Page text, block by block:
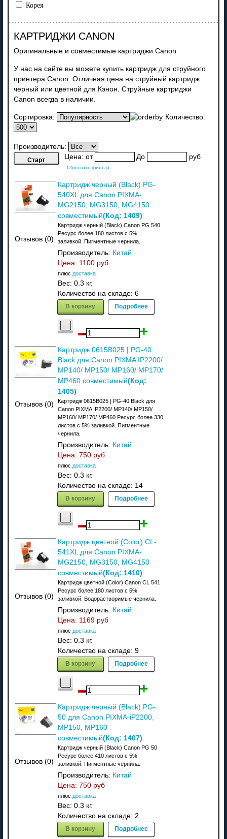
Корея
КАРТРИДЖИ CANON
Оригинальные и совместимые картриджи Canon
У нас на сайте вы можете купить картридж для струйного
принтера Canon. Отличная цена на струйный картридж
черный или цветной для Кэнон. Струйные картриджи
Canon всегда в наличии.
Сортировка: Количество:
Производитель:
Цена: от До руб
Сбросить фильтр
Отзывов (0)
Картридж черный (Black) PG-
540XL для Canon PIXMA-
MG2150, MG3150, MG4150
совместимый(Код: 1409)
Картридж черный (Black) Canon PG 540
Ресурс более 180 листов с 5%
заливкой. Пигментные чернила.
Производитель: Китай
Цена: 1100 руб
плюс доставка
Вес: 0.3 кг.
Количество на складе: 6
В корзину Подробнее
Отзывов (0)
Картридж 0615B025 | PG-40
Black для Canon PIXMA IP2200/
MP140/ MP150/ MP160/ MP170/
MP460 совместимый(Код:
1405)
Картридж 0615B025 | PG-40 Black для
Canon PIXMA IP2200/ MP140/ MP150/
MP160/ MP170/ MP460 Ресурс более 330
листов с 5% заливкой. Пигментные
чернила.
Производитель: Китай
Цена: 750 руб
плюс доставка
Вес: 0.3 кг.
Количество на складе: 14
В корзину Подробнее
Отзывов (0)
Картридж цветной (Color) CL-
541XL для Canon PIXMA-
MG2150, MG3150, MG4150
совместимый(Код: 1410)
Картридж цветной (Color) Canon CL 541
Ресурс более 180 листов с 5%
заливкой. Водорастворимые чернила.
Производитель: Китай
Цена: 1169 руб
плюс доставка
Вес: 0.3 кг.
Количество на складе: 9
В корзину Подробнее
Отзывов (0)
Картридж черный (Black) PG-
50 для Canon PIXMA-iP2200,
MP150, MP160
совместимый(Код: 1407)
Картридж черный (Black) Canon PG 50
Ресурс более 410 листов с 5%
заливкой. Пигментные чернила.
Производитель: Китай
Цена: 750 руб
плюс доставка
Вес: 0.3 кг.
Количество на складе: 2
В корзину Подробнее